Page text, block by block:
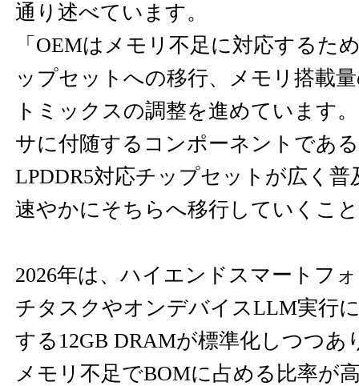
通り述べています。
「OEMはメモリ不足に対応するた
ップセットへの移行、メモリ搭載
トミックスの調整を進めています
サに付随するコンポーネントであ
LPDDR5対応チップセットが広く
速やかにそちらへ移行していくこ
2026年は、ハイエンドスマートフ
チタスクやオンデバイスLLM実行
する12GB DRAMが標準化しつつあ
メモリ不足でBOMに占める比率が